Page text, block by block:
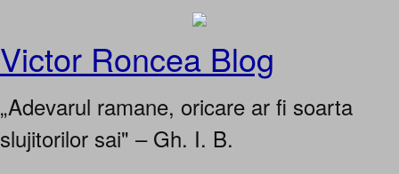
Victor Roncea Blog
„Adevarul ramane, oricare ar fi soarta
slujitorilor sai" – Gh. I. B.